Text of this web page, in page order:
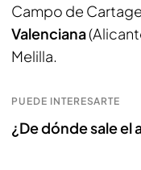
Campo de
Valenciana
Melilla.
PUEDE INTERESARTE
¿De dónde sale el